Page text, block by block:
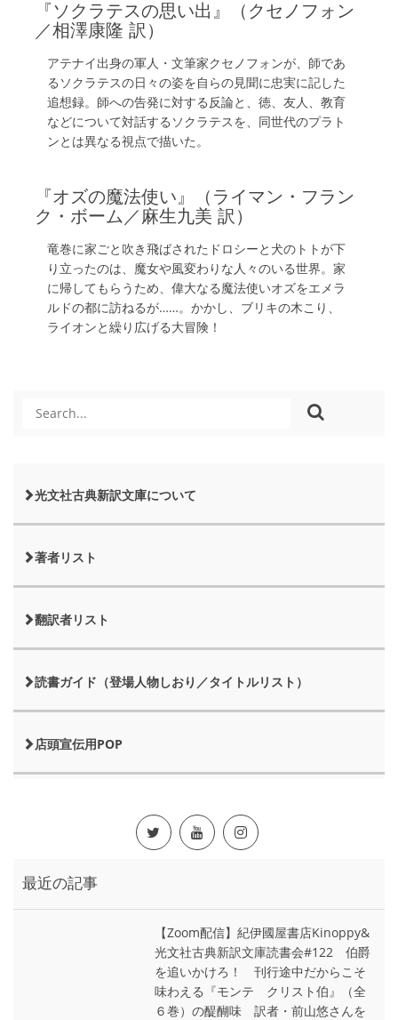
『ソクラテスの思い出』（クセノフォン
／相澤康隆 訳）
アテナイ出身の軍人・文筆家クセノフォンが、師であ
るソクラテスの日々の姿を自らの見聞に忠実に記した
追想録。師への告発に対する反論と、徳、友人、教育
などについて対話するソクラテスを、同世代のプラト
ンとは異なる視点で描いた。
『オズの魔法使い』（ライマン・フラン
ク・ボーム／麻生九美 訳）
竜巻に家ごと吹き飛ばされたドロシーと犬のトトが下
り立ったのは、魔女や風変わりな人々のいる世界。家
に帰してもらうため、偉大なる魔法使いオズをエメラ
ルドの都に訪ねるが……。かかし、ブリキの木こり、
ライオンと繰り広げる大冒険！
光文社古典新訳文庫について
著者リスト
翻訳者リスト
読書ガイド（登場人物しおり／タイトルリスト）
店頭宣伝用POP
最近の記事
【Zoom配信】紀伊國屋書店Kinoppy&
光文社古典新訳文庫読書会#122 伯爵
を追いかけろ！ 刊行途中だからこそ
味わえる『モンテ゠クリスト伯』（全
６巻）の醍醐味 訳者・前山悠さんを